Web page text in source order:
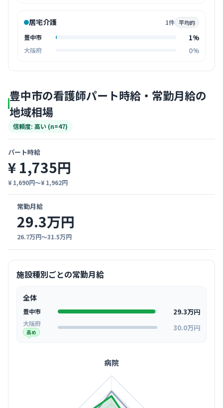
居宅介護 1件 平均的
豊中市 1%
大阪府 0%
豊中市の看護師パート時給・常勤月給の
地域相場
信頼度: 高い (n=47)
パート時給
¥ 1,735円
¥ 1,690円〜¥ 1,962円
常勤月給
29.3万円
26.7万円〜31.5万円
施設種別ごとの常勤月給
全体
豊中市 29.3万円
大阪府
高め 30.0万円
病院